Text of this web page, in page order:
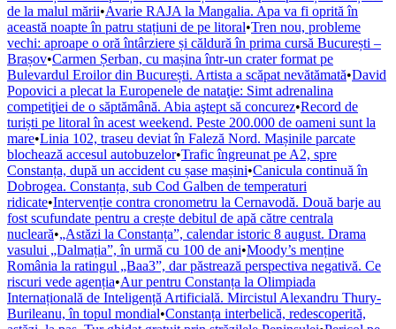
de la malul mării•Avarie RAJA la Mangalia. Apa va fi oprită în
această noapte în patru stațiuni de pe litoral•Tren nou, probleme
vechi: aproape o oră întârziere și căldură în prima cursă București –
Brașov•Carmen Șerban, cu mașina într-un crater format pe
Bulevardul Eroilor din București. Artista a scăpat nevătămată•David
Popovici a plecat la Europenele de nataţie: Simt adrenalina
competiţiei de o săptămână. Abia aştept să concurez•Record de
turiști pe litoral în acest weekend. Peste 200.000 de oameni sunt la
mare•Linia 102, traseu deviat în Faleză Nord. Mașinile parcate
blochează accesul autobuzelor•Trafic îngreunat pe A2, spre
Constanța, după un accident cu șase mașini•Canicula continuă în
Dobrogea. Constanța, sub Cod Galben de temperaturi
ridicate•Intervenție contra cronometru la Cernavodă. Două barje au
fost scufundate pentru a crește debitul de apă către centrala
nucleară•„Astăzi la Constanța”, calendar istoric 8 august. Drama
vasului „Dalmația”, în urmă cu 100 de ani•Moody’s menține
România la ratingul „Baa3”, dar păstrează perspectiva negativă. Ce
riscuri vede agenția•Aur pentru Constanța la Olimpiada
Internațională de Inteligență Artificială. Mircistul Alexandru Thury-
Burileanu, în topul mondial•Constanța interbelică, redescoperită,